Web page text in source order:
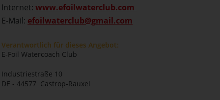
Internet: www.efoilwaterclub.com
E-Mail: efoilwaterclub@gmail.com
Verantwortlich für dieses Angebot:
E‑Foil Watercoach Club
Industriestraße 10
DE - 44577 Castrop-Rauxel